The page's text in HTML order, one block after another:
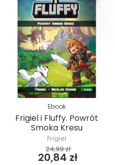
Ebook
Frigiel i Fluffy. Powrót
Smoka Kresu
Frigiel
24,99 zł
20,84 zł